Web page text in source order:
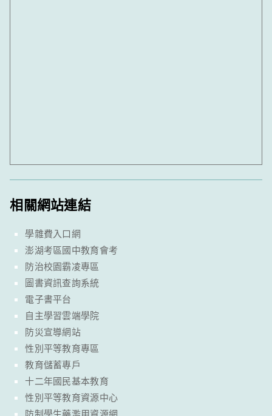
相關網站連結
學雜費入口網
澎湖考區國中教育會考
防治校園霸凌專區
圖書資訊查詢系統
電子書平台
自主學習雲端學院
防災宣導網站
性別平等教育專區
教育儲蓄專戶
十二年國民基本教育
性別平等教育資源中心
防制學生藥濫用資源網